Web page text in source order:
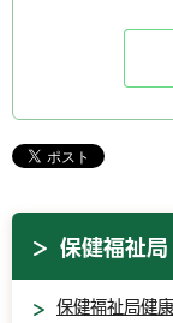
保健福祉局
保健福祉局健